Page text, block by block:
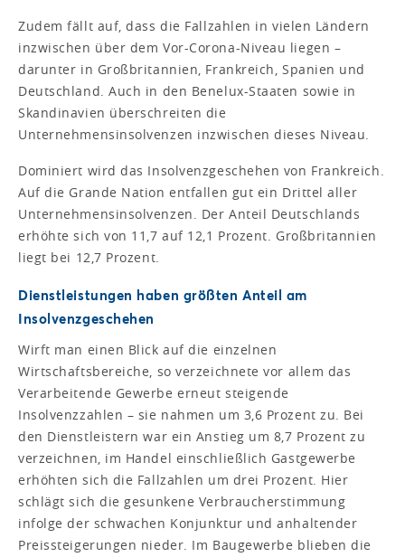
Zudem fällt auf, dass die Fallzahlen in vielen Ländern
inzwischen über dem Vor-Corona-Niveau liegen –
darunter in Großbritannien, Frankreich, Spanien und
Deutschland. Auch in den Benelux-Staaten sowie in
Skandinavien überschreiten die
Unternehmensinsolvenzen inzwischen dieses Niveau.
Dominiert wird das Insolvenzgeschehen von Frankreich.
Auf die Grande Nation entfallen gut ein Drittel aller
Unternehmensinsolvenzen. Der Anteil Deutschlands
erhöhte sich von 11,7 auf 12,1 Prozent. Großbritannien
liegt bei 12,7 Prozent.
Dienstleistungen haben größten Anteil am
Insolvenzgeschehen
Wirft man einen Blick auf die einzelnen
Wirtschaftsbereiche, so verzeichnete vor allem das
Verarbeitende Gewerbe erneut steigende
Insolvenzzahlen – sie nahmen um 3,6 Prozent zu. Bei
den Dienstleistern war ein Anstieg um 8,7 Prozent zu
verzeichnen, im Handel einschließlich Gastgewerbe
erhöhten sich die Fallzahlen um drei Prozent. Hier
schlägt sich die gesunkene Verbraucherstimmung
infolge der schwachen Konjunktur und anhaltender
Preissteigerungen nieder. Im Baugewerbe blieben die